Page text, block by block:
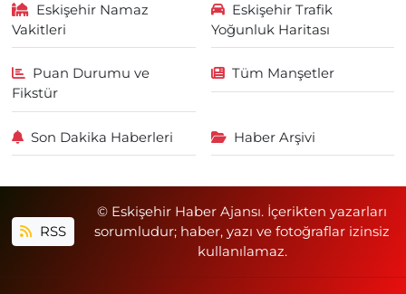
Eskişehir Namaz
Vakitleri
Eskişehir Trafik
Yoğunluk Haritası
Puan Durumu ve
Fikstür
Tüm Manşetler
Son Dakika Haberleri Haber Arşivi
RSS
© Eskişehir Haber Ajansı. İçerikten yazarları
sorumludur; haber, yazı ve fotoğraflar izinsiz
kullanılamaz.